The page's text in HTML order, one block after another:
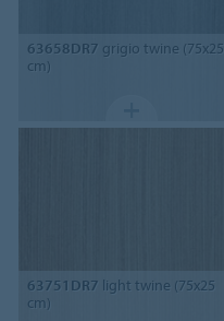
63658DR7 grigio twine (75x25
cm)
63751DR7 light twine (75x25
cm)